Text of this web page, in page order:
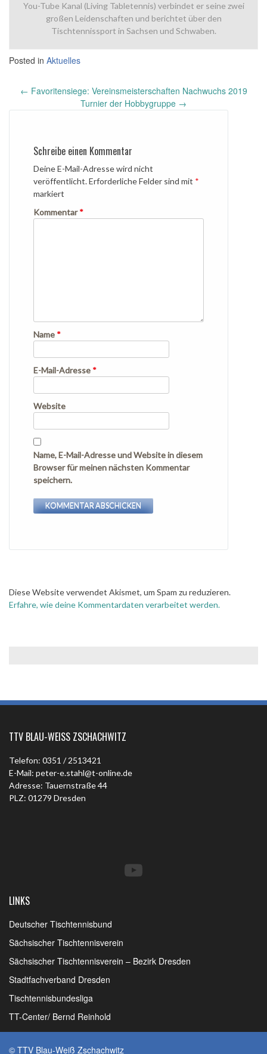
You-Tube Kanal (Living Tabletennis) verbindet er seine zwei
großen Leidenschaften und berichtet über den
Tischtennissport in Sachsen und Schwaben.
Posted in Aktuelles
Post
← Favoritensiege: Vereinsmeisterschaften Nachwuchs 2019
Turnier der Hobbygruppe →
Schreibe einen Kommentar
Deine E-Mail-Adresse wird nicht
veröffentlicht.Erforderliche Felder sind mit *
markiert
Kommentar*
Name *
E-Mail-Adresse *
Website
Name, E-Mail-Adresse und Website in diesem
Browser für meinen nächsten Kommentar
speichern.
Diese Website verwendet Akismet, um Spam zu reduzieren.
Erfahre, wie deine Kommentardaten verarbeitet werden.
TTV BLAU-WEISS ZSCHACHWITZ
Telefon: 0351 / 2513421
E-Mail: peter-e.stahl@t-online.de
Adresse: Tauernstraße 44
PLZ: 01279 Dresden
YouTube
LINKS
Deutscher Tischtennisbund
Sächsischer Tischtennisverein
Sächsischer Tischtennisverein – Bezirk Dresden
Stadtfachverband Dresden
Tischtennisbundesliga
TT-Center/ Bernd Reinhold
© TTV Blau-Weiß Zschachwitz